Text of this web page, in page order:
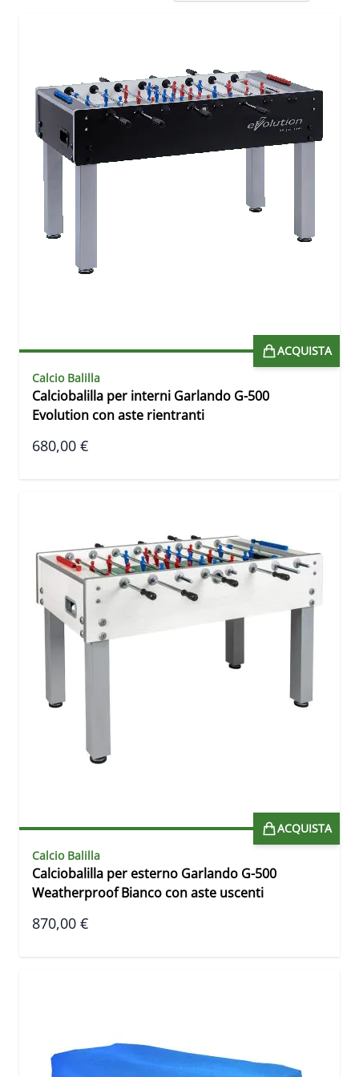
ACQUISTA
Calcio Balilla
Calciobalilla per interni Garlando G-500
Evolution con aste rientranti
680,00 €
ACQUISTA
Calcio Balilla
Calciobalilla per esterno Garlando G-500
Weatherproof Bianco con aste uscenti
870,00 €